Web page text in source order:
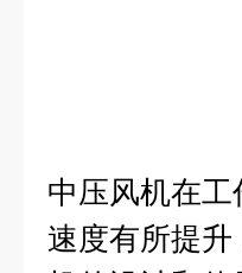
中压风机在
速度有所提